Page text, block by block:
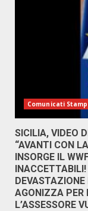
Comunicati
SICILIA, VIDEO
“AVANTI CON
INSORGE IL
DEVASTAZIONE
AGONIZZA PER
L’ASSESSORE